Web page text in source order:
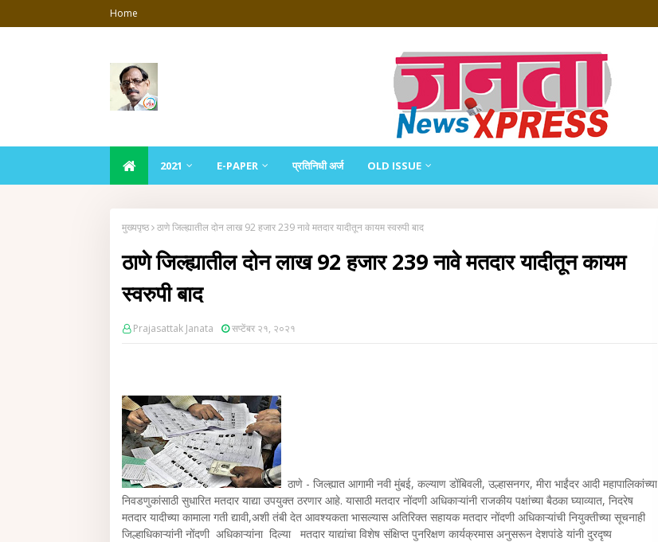
Home
2021 E-PAPER प्रतिनिधी अर्ज OLD ISSUE
मुख्यपृष्ठ ठाणे जिल्ह्यातील दोन लाख 92 हजार 239 नावे मतदार यादीतून कायम स्वरुपी बाद
ठाणे जिल्ह्यातील दोन लाख 92 हजार 239 नावे मतदार यादीतून कायम
स्वरुपी बाद
Prajasattak Janata सप्टेंबर २१, २०२१
ठाणे - जिल्ह्यात आगामी नवी मुंबई, कल्याण डोंबिवली, उल्हासनगर, मीरा भाईंदर आदी महापालिकांच्या
निवडणुकांसाठी सुधारित मतदार याद्या उपयुक्त ठरणार आहे. यासाठी मतदार नोंदणी अधिकाऱ्यांनी राजकीय पक्षांच्या बैठका घ्याव्यात, निदरेष
मतदार यादीच्या कामाला गती द्यावी,अशी तंबी देत आवश्यकता भासल्यास अतिरिक्त सहायक मतदार नोंदणी अधिकाऱ्यांची नियुक्तीच्या सूचनाही
जिल्हाधिकाऱ्यांनी नोंदणी अधिकाऱ्यांना दिल्या मतदार याद्यांचा विशेष संक्षिप्त पुनरिक्षण कार्यक्रमास अनुसरून देशपांडे यांनी दुरदृष्य